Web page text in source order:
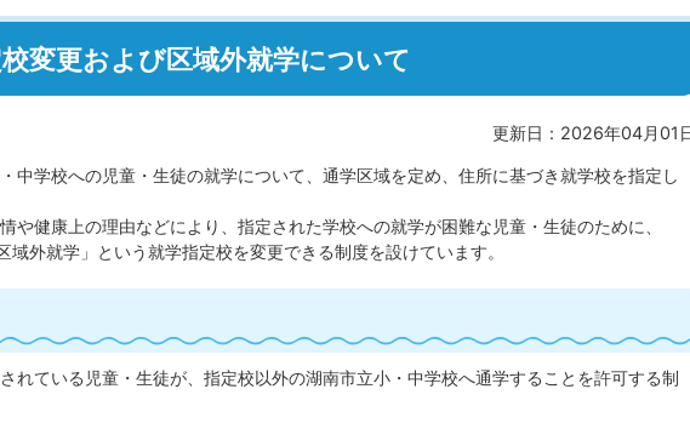
変更および区域外就学について
更新日：2026年04月01
中学校への児童・生徒の就学について、通学区域を定め、住所に基づき就学校を指定し
や健康上の理由などにより、指定された学校への就学が困難な児童・生徒のために、
域外就学」という就学指定校を変更できる制度を設けています。
れている児童・生徒が、指定校以外の湖南市立小・中学校へ通学することを許可する制